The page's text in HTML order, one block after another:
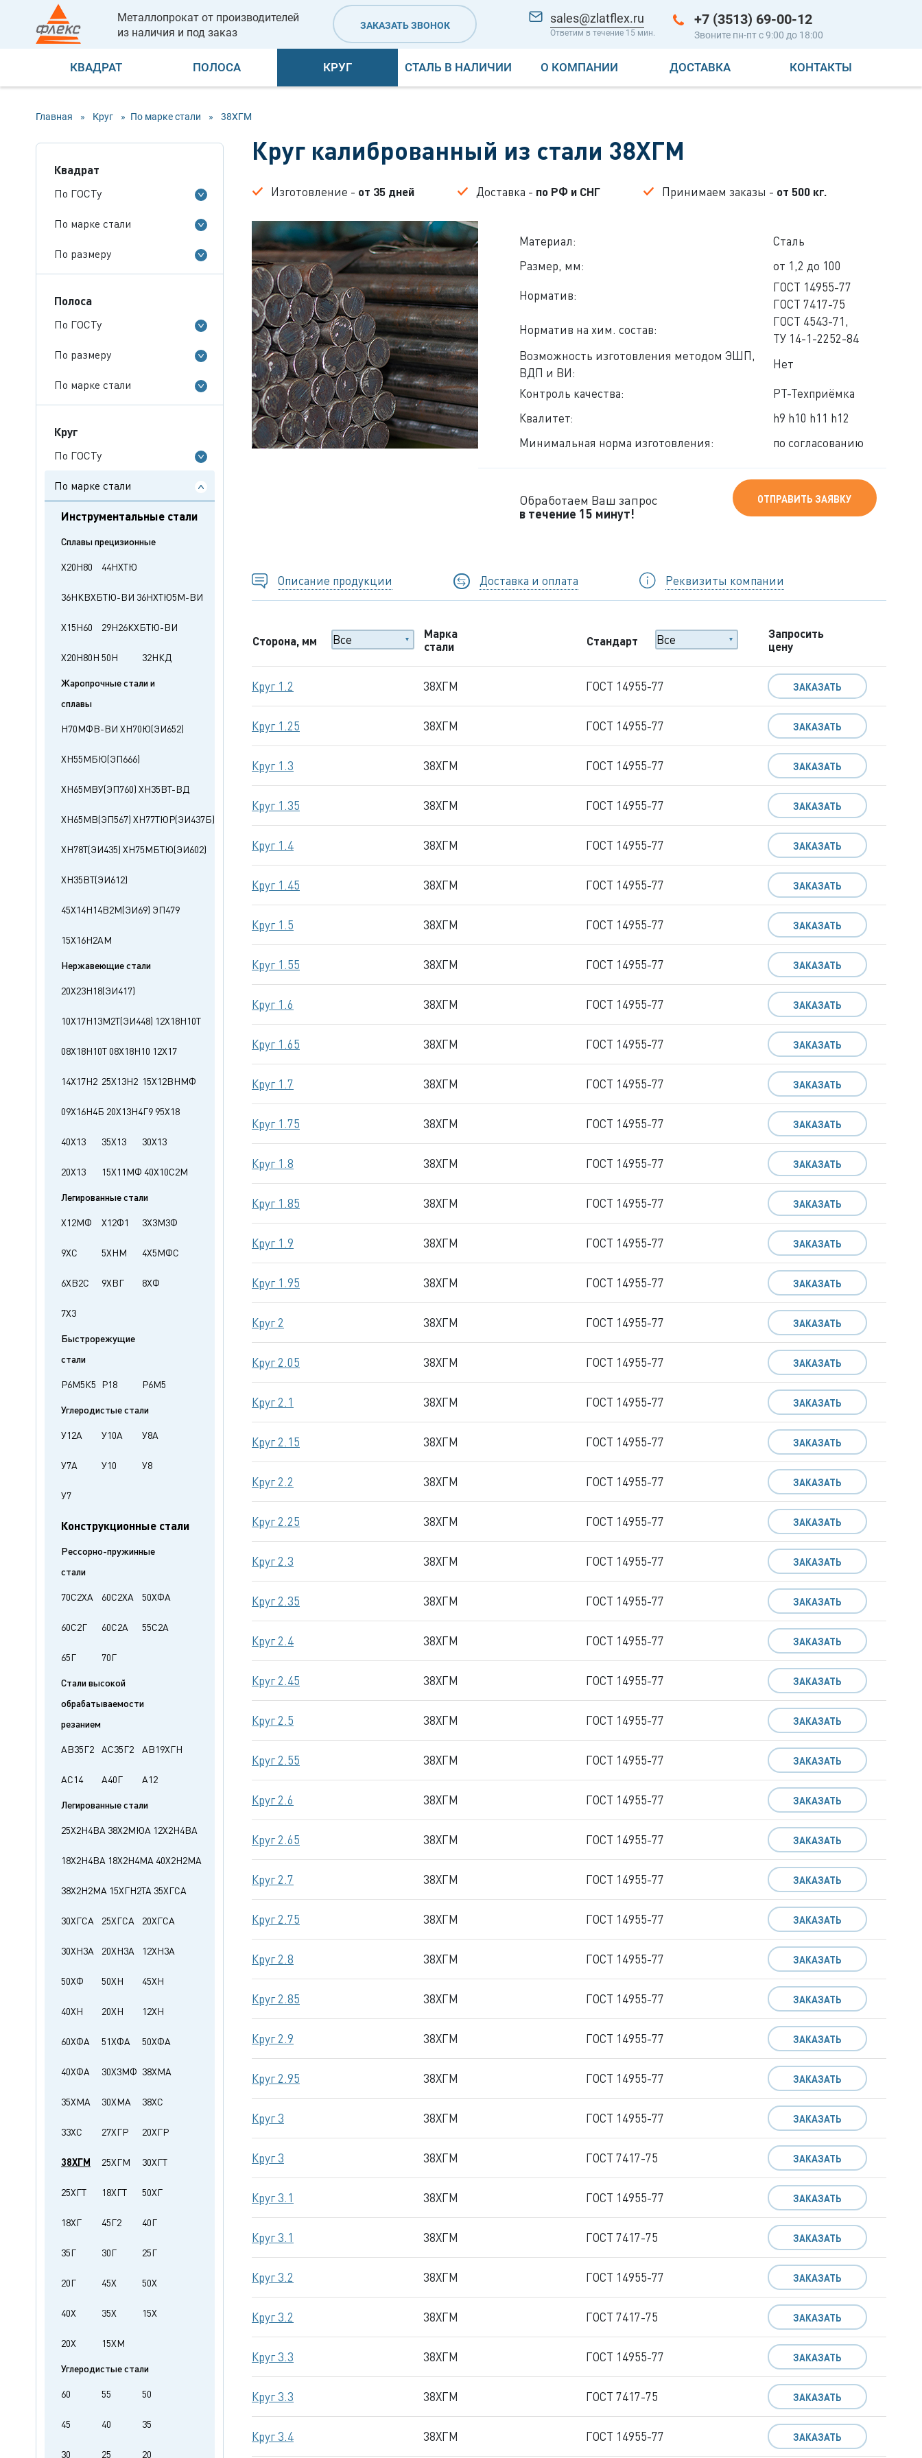
Металлопрокат от производителей
из наличия и под заказ
ЗАКАЗАТЬ ЗВОНОК sales@zlatflex.ru
Ответим в течение 15 мин.
+7 (3513) 69-00-12
Звоните пн-пт с 9:00 до 18:00
КВАДРАТ ПОЛОСА КРУГ СТАЛЬ В НАЛИЧИИ О КОМПАНИИ ДОСТАВКА КОНТАКТЫ
Главная » Круг » По марке стали » 38ХГМ
Квадрат
По ГОСТу
По марке стали
По размеру
Полоса
По ГОСТу
По размеру
По марке стали
Круг
По ГОСТу
По марке стали
Инструментальные стали
Сплавы прецизионные
Х20Н80 44НХТЮ
36НКВХБТЮ-ВИ 36НХТЮ5М-ВИ
Х15Н60 29Н26КХБТЮ-ВИ
Х20Н80Н 50Н 32НКД
Жаропрочные стали и
сплавы
Н70МФВ-ВИ ХН70Ю(ЭИ652)
ХН55МБЮ(ЭП666)
ХН65МВУ(ЭП760) ХН35ВТ-ВД
ХН65МВ(ЭП567) ХН77ТЮР(ЭИ437Б)
ХН78Т(ЭИ435) ХН75МБТЮ(ЭИ602)
ХН35ВТ(ЭИ612)
45Х14Н14В2М(ЭИ69) ЭП479
15Х16Н2АМ
Нержавеющие стали
20Х23Н18(ЭИ417)
10Х17Н13М2Т(ЭИ448) 12Х18Н10Т
08Х18Н10Т08Х18Н10 12Х17
14Х17Н2 25Х13Н2 15Х12ВНМФ
09Х16Н4Б 20Х13Н4Г9 95Х18
40Х13 35Х13 30Х13
20Х13 15Х11МФ 40Х10С2М
Легированные стали
Х12МФ Х12Ф1 3Х3М3Ф
9ХС 5ХНМ 4Х5МФС
6ХВ2С 9ХВГ 8ХФ
7Х3
Быстрорежущие
стали
Р6М5К5 Р18 Р6М5
Углеродистые стали
У12А У10А У8А
У7А У10 У8
У7
Конструкционные стали
Рессорно-пружинные
стали
70С2ХА 60С2ХА 50ХФА
60С2Г 60С2А 55С2А
65Г 70Г
Стали высокой
обрабатываемости
резанием
АВ35Г2 АС35Г2 АВ19ХГН
АС14 А40Г А12
Легированные стали
25Х2Н4ВА 38Х2МЮА 12Х2Н4ВА
18Х2Н4ВА 18Х2Н4МА 40Х2Н2МА
38Х2Н2МА 15ХГН2ТА 35ХГСА
30ХГСА 25ХГСА 20ХГСА
30ХН3А 20ХН3А 12ХН3А
50ХФ 50ХН 45ХН
40ХН 20ХН 12ХН
60ХФА 51ХФА 50ХФА
40ХФА 30Х3МФ 38ХМА
35ХМА 30ХМА 38ХС
33ХС 27ХГР 20ХГР
38ХГМ 25ХГМ 30ХГТ
25ХГТ 18ХГТ 50ХГ
18ХГ 45Г2 40Г
35Г 30Г 25Г
20Г 45Х 50Х
40Х 35Х 15Х
20Х 15ХМ
Углеродистые стали
60 55 50
45 40 35
30 25 20
Круг калиброванный из стали 38ХГМ
Изготовление - от 35 дней Доставка - по РФ и СНГ Принимаем заказы - от 500 кг.
Материал:
Сталь
Размер, мм:
от 1,2 до 100
Норматив:
ГОСТ 14955-77
ГОСТ 7417-75
Норматив на хим. состав:
ГОСТ 4543-71,
ТУ 14-1-2252-84
Возможность изготовления методом ЭШП,
ВДП и ВИ:
Нет
Контроль качества:
РТ-Техприёмка
Квалитет:
h9 h10 h11 h12
Минимальная норма изготовления:
по согласованию
Обработаем Ваш запрос
в течение 15 минут!
ОТПРАВИТЬ ЗАЯВКУ
Описание продукции Доставка и оплата Реквизиты компании
Сторона, мм
Марка
стали
Стандарт
Запросить
цену
Круг 1.2 38ХГМ ГОСТ 14955-77 ЗАКАЗАТЬ
Круг 1.25 38ХГМ ГОСТ 14955-77 ЗАКАЗАТЬ
Круг 1.3 38ХГМ ГОСТ 14955-77 ЗАКАЗАТЬ
Круг 1.35 38ХГМ ГОСТ 14955-77 ЗАКАЗАТЬ
Круг 1.4 38ХГМ ГОСТ 14955-77 ЗАКАЗАТЬ
Круг 1.45 38ХГМ ГОСТ 14955-77 ЗАКАЗАТЬ
Круг 1.5 38ХГМ ГОСТ 14955-77 ЗАКАЗАТЬ
Круг 1.55 38ХГМ ГОСТ 14955-77 ЗАКАЗАТЬ
Круг 1.6 38ХГМ ГОСТ 14955-77 ЗАКАЗАТЬ
Круг 1.65 38ХГМ ГОСТ 14955-77 ЗАКАЗАТЬ
Круг 1.7 38ХГМ ГОСТ 14955-77 ЗАКАЗАТЬ
Круг 1.75 38ХГМ ГОСТ 14955-77 ЗАКАЗАТЬ
Круг 1.8 38ХГМ ГОСТ 14955-77 ЗАКАЗАТЬ
Круг 1.85 38ХГМ ГОСТ 14955-77 ЗАКАЗАТЬ
Круг 1.9 38ХГМ ГОСТ 14955-77 ЗАКАЗАТЬ
Круг 1.95 38ХГМ ГОСТ 14955-77 ЗАКАЗАТЬ
Круг 2 38ХГМ ГОСТ 14955-77 ЗАКАЗАТЬ
Круг 2.05 38ХГМ ГОСТ 14955-77 ЗАКАЗАТЬ
Круг 2.1 38ХГМ ГОСТ 14955-77 ЗАКАЗАТЬ
Круг 2.15 38ХГМ ГОСТ 14955-77 ЗАКАЗАТЬ
Круг 2.2 38ХГМ ГОСТ 14955-77 ЗАКАЗАТЬ
Круг 2.25 38ХГМ ГОСТ 14955-77 ЗАКАЗАТЬ
Круг 2.3 38ХГМ ГОСТ 14955-77 ЗАКАЗАТЬ
Круг 2.35 38ХГМ ГОСТ 14955-77 ЗАКАЗАТЬ
Круг 2.4 38ХГМ ГОСТ 14955-77 ЗАКАЗАТЬ
Круг 2.45 38ХГМ ГОСТ 14955-77 ЗАКАЗАТЬ
Круг 2.5 38ХГМ ГОСТ 14955-77 ЗАКАЗАТЬ
Круг 2.55 38ХГМ ГОСТ 14955-77 ЗАКАЗАТЬ
Круг 2.6 38ХГМ ГОСТ 14955-77 ЗАКАЗАТЬ
Круг 2.65 38ХГМ ГОСТ 14955-77 ЗАКАЗАТЬ
Круг 2.7 38ХГМ ГОСТ 14955-77 ЗАКАЗАТЬ
Круг 2.75 38ХГМ ГОСТ 14955-77 ЗАКАЗАТЬ
Круг 2.8 38ХГМ ГОСТ 14955-77 ЗАКАЗАТЬ
Круг 2.85 38ХГМ ГОСТ 14955-77 ЗАКАЗАТЬ
Круг 2.9 38ХГМ ГОСТ 14955-77 ЗАКАЗАТЬ
Круг 2.95 38ХГМ ГОСТ 14955-77 ЗАКАЗАТЬ
Круг 3 38ХГМ ГОСТ 14955-77 ЗАКАЗАТЬ
Круг 3 38ХГМ ГОСТ 7417-75 ЗАКАЗАТЬ
Круг 3.1 38ХГМ ГОСТ 14955-77 ЗАКАЗАТЬ
Круг 3.1 38ХГМ ГОСТ 7417-75 ЗАКАЗАТЬ
Круг 3.2 38ХГМ ГОСТ 14955-77 ЗАКАЗАТЬ
Круг 3.2 38ХГМ ГОСТ 7417-75 ЗАКАЗАТЬ
Круг 3.3 38ХГМ ГОСТ 14955-77 ЗАКАЗАТЬ
Круг 3.3 38ХГМ ГОСТ 7417-75 ЗАКАЗАТЬ
Круг 3.4 38ХГМ ГОСТ 14955-77 ЗАКАЗАТЬ